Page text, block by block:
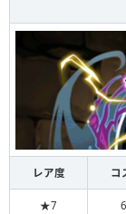
レア度 コ
★7